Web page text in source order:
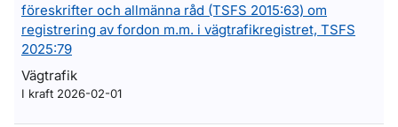
föreskrifter och allmänna råd (TSFS 2015:63) om
registrering av fordon m.m. i vägtrafikregistret, TSFS
2025:79
Vägtrafik
I kraft 2026-02-01